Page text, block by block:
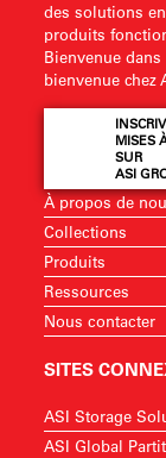
des solutions
produits
Bienvenue
bienvenue chez
MISES
SUR
ASI
À propos de
Collections
Produits
Ressources
Nous contacter
SITES
ASI Storage
ASI Global